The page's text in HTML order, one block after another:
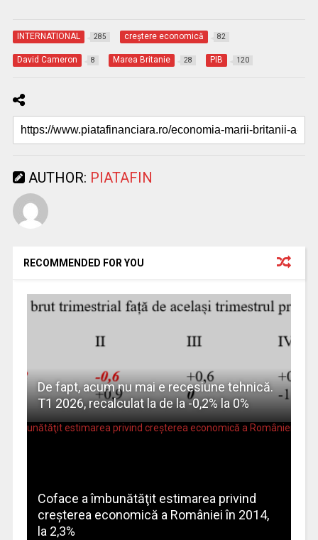
INTERNATIONAL 285 creştere economică 82
David Cameron 8 Marea Britanie 28 PIB 120
AUTHOR: PIATAFIN
RECOMMENDED FOR YOU
De fapt, acum nu mai e recesiune tehnică.
T1 2026, recalculat la de la -0,2% la 0%
Coface a îmbunătăţit estimarea privind
creşterea economică a României în 2014,
la 2,3%